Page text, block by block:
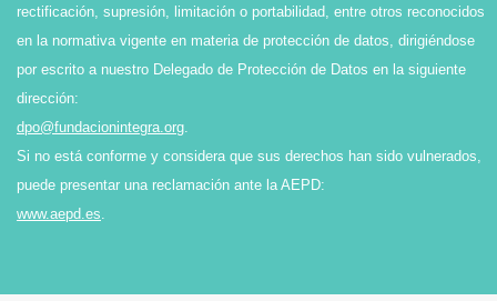
rectificación, supresión, limitación o portabilidad, entre otros reconocidos
en la normativa vigente en materia de protección de datos, dirigiéndose
por escrito a nuestro Delegado de Protección de Datos en la siguiente
dirección:
dpo@fundacionintegra.org.
Si no está conforme y considera que sus derechos han sido vulnerados,
puede presentar una reclamación ante la AEPD:
www.aepd.es.